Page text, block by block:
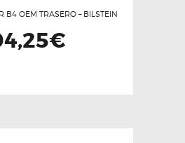
B4 OEM TRASERO – BILSTEIN
€